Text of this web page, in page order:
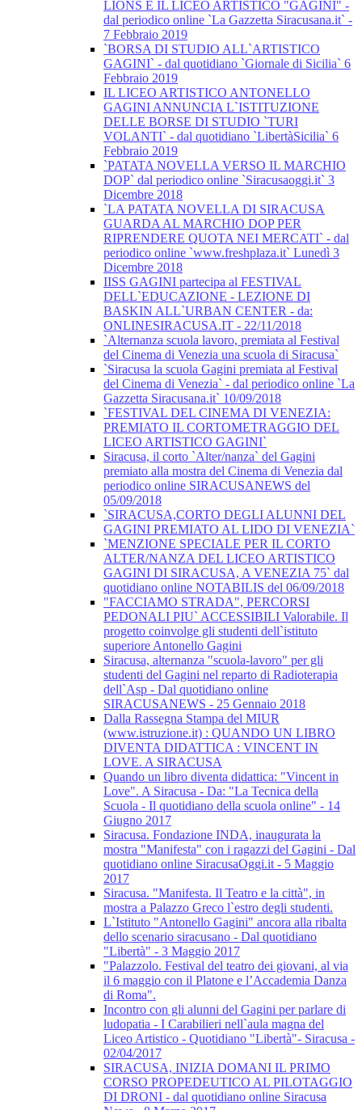
LIONS E IL LICEO ARTISTICO "GAGINI" -
dal periodico online `La Gazzetta Siracusana.it` -
7 Febbraio 2019
`BORSA DI STUDIO ALL`ARTISTICO
GAGINI` - dal quotidiano `Giornale di Sicilia` 6
Febbraio 2019
IL LICEO ARTISTICO ANTONELLO
GAGINI ANNUNCIA L`ISTITUZIONE
DELLE BORSE DI STUDIO `TURI
VOLANTI` - dal quotidiano `LibertàSicilia` 6
Febbraio 2019
`PATATA NOVELLA VERSO IL MARCHIO
DOP` dal periodico online `Siracusaoggi.it` 3
Dicembre 2018
`LA PATATA NOVELLA DI SIRACUSA
GUARDA AL MARCHIO DOP PER
RIPRENDERE QUOTA NEI MERCATI` - dal
periodico online `www.freshplaza.it` Lunedì 3
Dicembre 2018
IISS GAGINI partecipa al FESTIVAL
DELL`EDUCAZIONE - LEZIONE DI
BASKIN ALL`URBAN CENTER - da:
ONLINESIRACUSA.IT - 22/11/2018
`Alternanza scuola lavoro, premiata al Festival
del Cinema di Venezia una scuola di Siracusa`
`Siracusa la scuola Gagini premiata al Festival
del Cinema di Venezia` - dal periodico online `La
Gazzetta Siracusana.it` 10/09/2018
`FESTIVAL DEL CINEMA DI VENEZIA:
PREMIATO IL CORTOMETRAGGIO DEL
LICEO ARTISTICO GAGINI`
Siracusa, il corto `Alter/nanza` del Gagini
premiato alla mostra del Cinema di Venezia dal
periodico online SIRACUSANEWS del
05/09/2018
`SIRACUSA,CORTO DEGLI ALUNNI DEL
GAGINI PREMIATO AL LIDO DI VENEZIA`
`MENZIONE SPECIALE PER IL CORTO
ALTER/NANZA DEL LICEO ARTISTICO
GAGINI DI SIRACUSA, A VENEZIA 75` dal
quotidiano online NOTABILIS del 06/09/2018
"FACCIAMO STRADA", PERCORSI
PEDONALI PIU` ACCESSIBILI Valorabile. Il
progetto coinvolge gli studenti dell`istituto
superiore Antonello Gagini
Siracusa, alternanza "scuola-lavoro" per gli
studenti del Gagini nel reparto di Radioterapia
dell`Asp - Dal quotidiano online
SIRACUSANEWS - 25 Gennaio 2018
Dalla Rassegna Stampa del MIUR
(www.istruzione.it) : QUANDO UN LIBRO
DIVENTA DIDATTICA : VINCENT IN
LOVE. A SIRACUSA
Quando un libro diventa didattica: "Vincent in
Love". A Siracusa - Da: "La Tecnica della
Scuola - Il quotidiano della scuola online" - 14
Giugno 2017
Siracusa. Fondazione INDA, inaugurata la
mostra "Manifesta" con i ragazzi del Gagini - Dal
quotidiano online SiracusaOggi.it - 5 Maggio
2017
Siracusa. "Manifesta. Il Teatro e la città", in
mostra a Palazzo Greco l`estro degli studenti.
L`Istituto "Antonello Gagini" ancora alla ribalta
dello scenario siracusano - Dal quotidiano
"Libertà" - 3 Maggio 2017
"Palazzolo. Festival del teatro dei giovani, al via
il 6 maggio con il Platone e l’Accademia Danza
di Roma".
Incontro con gli alunni del Gagini per parlare di
ludopatia - I Carabilieri nell`aula magna del
Liceo Artistico - Quotidiano "Libertà"- Siracusa -
02/04/2017
SIRACUSA, INIZIA DOMANI IL PRIMO
CORSO PROPEDEUTICO AL PILOTAGGIO
DI DRONI - dal quotidiano online Siracusa